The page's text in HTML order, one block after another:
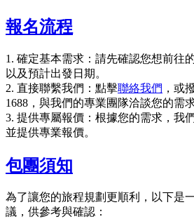
報名流程
1. 確定基本需求：請先確認您想前往
以及預計出發日期。
2. 直接聯繫我們：點擊聯絡我們 ，或
1688，與我們的專業團隊洽談您的需求
3. 提供專屬報價：根據您的需求，我
並提供專業報價。
包團須知
為了讓您的旅程規劃更順利，以下是
議，供參考與確認：​